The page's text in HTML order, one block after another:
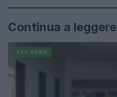
Continua a leggere
ESG NEWS